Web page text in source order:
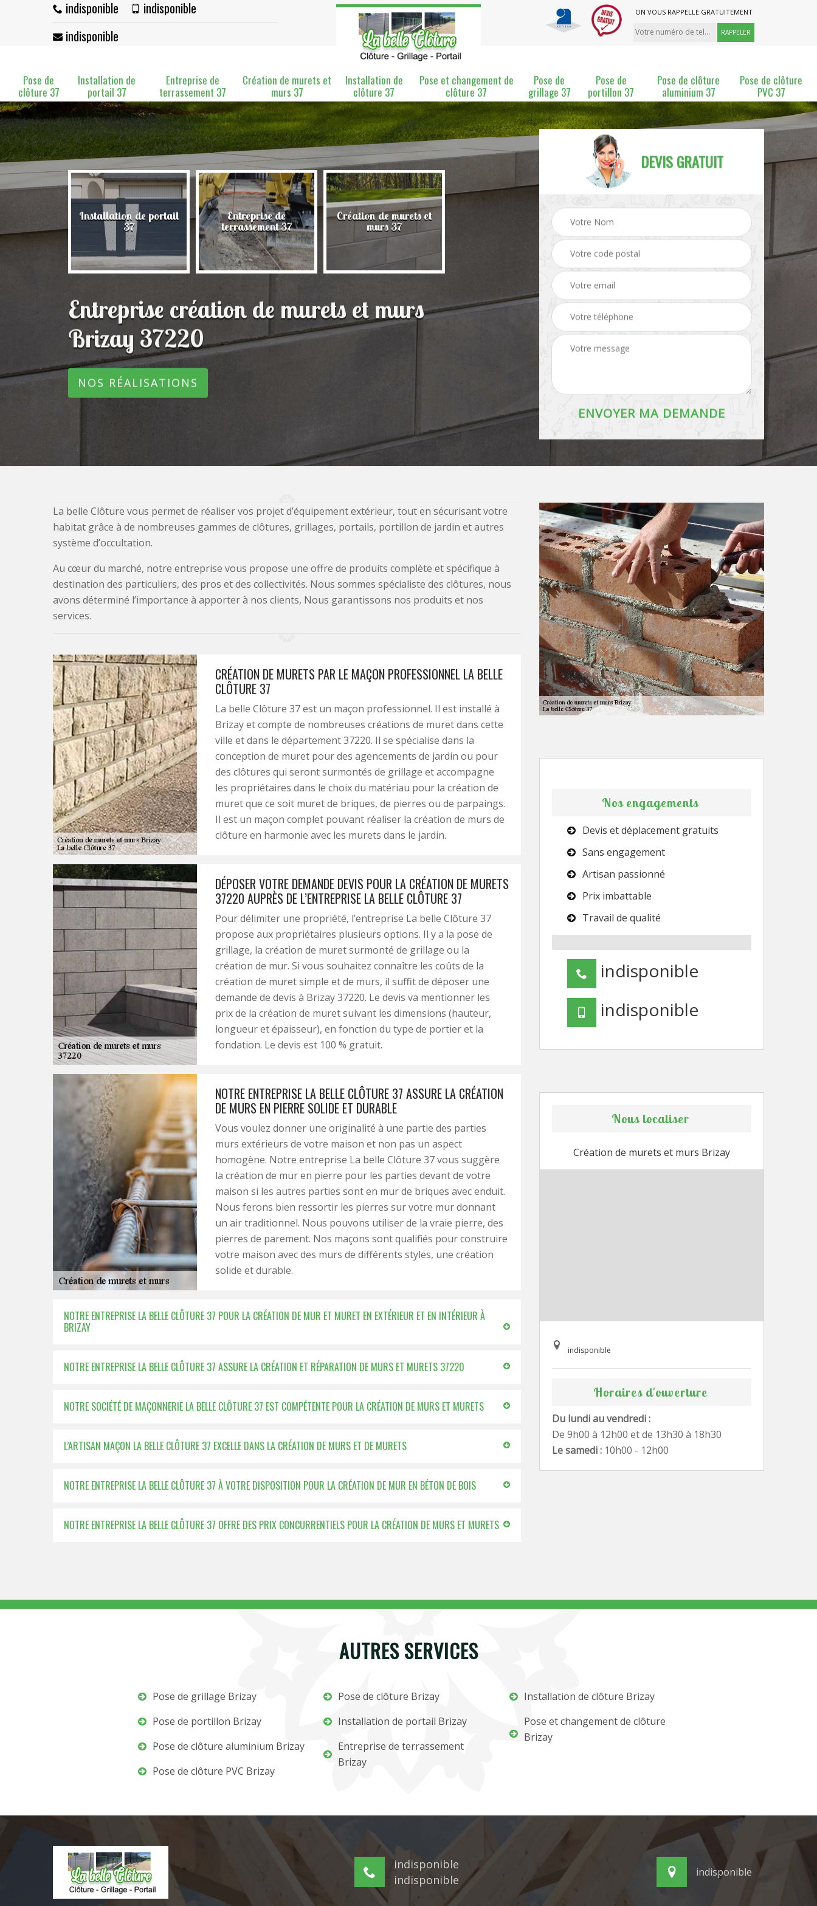
indisponible
indisponible
indisponible
ON VOUS RAPPELLE GRATUITEMENT
Pose de
clôture 37
Installation de
portail 37
Entreprise de
terrassement 37
Création de murets et
murs 37
Installation de
clôture 37
Pose et changement de
clôture 37
Pose de
grillage 37
Pose de
portillon 37
Pose de clôture
aluminium 37
Pose de clôture
PVC 37
Installation de portail
37
Entreprise de
terrassement 37
Création de murets et
murs 37
Installation de clôture Pose et changement de Pose de grillage 37
Entreprise création de murets et murs
Brizay 37220
NOS RÉALISATIONS
DEVIS GRATUIT
La belle Clôture vous permet de réaliser vos projet d’équipement extérieur, tout en sécurisant votre
habitat grâce à de nombreuses gammes de clôtures, grillages, portails, portillon de jardin et autres
système d’occultation.
Au cœur du marché, notre entreprise vous propose une offre de produits complète et spécifique à
destination des particuliers, des pros et des collectivités. Nous sommes spécialiste des clôtures, nous
avons déterminé l’importance à apporter à nos clients, Nous garantissons nos produits et nos
services.
CRÉATION DE MURETS PAR LE MAÇON PROFESSIONNEL LA BELLE
CLÔTURE 37
La belle Clôture 37 est un maçon professionnel. Il est installé à
Brizay et compte de nombreuses créations de muret dans cette
ville et dans le département 37220. Il se spécialise dans la
conception de muret pour des agencements de jardin ou pour
des clôtures qui seront surmontés de grillage et accompagne
les propriétaires dans le choix du matériau pour la création de
muret que ce soit muret de briques, de pierres ou de parpaings.
Il est un maçon complet pouvant réaliser la création de murs de
clôture en harmonie avec les murets dans le jardin.
DÉPOSER VOTRE DEMANDE DEVIS POUR LA CRÉATION DE MURETS
37220 AUPRÈS DE L’ENTREPRISE LA BELLE CLÔTURE 37
Pour délimiter une propriété, l’entreprise La belle Clôture 37
propose aux propriétaires plusieurs options. Il y a la pose de
grillage, la création de muret surmonté de grillage ou la
création de mur. Si vous souhaitez connaître les coûts de la
création de muret simple et de murs, il suffit de déposer une
demande de devis à Brizay 37220. Le devis va mentionner les
prix de la création de muret suivant les dimensions (hauteur,
longueur et épaisseur), en fonction du type de portier et la
fondation. Le devis est 100 % gratuit.
NOTRE ENTREPRISE LA BELLE CLÔTURE 37 ASSURE LA CRÉATION
DE MURS EN PIERRE SOLIDE ET DURABLE
Vous voulez donner une originalité à une partie des parties
murs extérieurs de votre maison et non pas un aspect
homogène. Notre entreprise La belle Clôture 37 vous suggère
la création de mur en pierre pour les parties devant de votre
maison si les autres parties sont en mur de briques avec enduit.
Nous ferons bien ressortir les pierres sur votre mur donnant
un air traditionnel. Nous pouvons utiliser de la vraie pierre, des
pierres de parement. Nos maçons sont qualifiés pour construire
votre maison avec des murs de différents styles, une création
solide et durable.
NOTRE ENTREPRISE LA BELLE CLÔTURE 37 POUR LA CRÉATION DE MUR ET MURET EN EXTÉRIEUR ET EN INTÉRIEUR À
BRIZAY
NOTRE ENTREPRISE LA BELLE CLÔTURE 37 ASSURE LA CRÉATION ET RÉPARATION DE MURS ET MURETS 37220
NOTRE SOCIÉTÉ DE MAÇONNERIE LA BELLE CLÔTURE 37 EST COMPÉTENTE POUR LA CRÉATION DE MURS ET MURETS
L’ARTISAN MAÇON LA BELLE CLÔTURE 37 EXCELLE DANS LA CRÉATION DE MURS ET DE MURETS
NOTRE ENTREPRISE LA BELLE CLÔTURE 37 À VOTRE DISPOSITION POUR LA CRÉATION DE MUR EN BÉTON DE BOIS
NOTRE ENTREPRISE LA BELLE CLÔTURE 37 OFFRE DES PRIX CONCURRENTIELS POUR LA CRÉATION DE MURS ET MURETS
Nos engagements
Devis et déplacement gratuits
Sans engagement
Artisan passionné
Prix imbattable
Travail de qualité
indisponible
indisponible
Nous localiser
Création de murets et murs Brizay
indisponible
Horaires d'ouverture
Du lundi au vendredi :
De 9h00 à 12h00 et de 13h30 à 18h30
Le samedi : 10h00 - 12h00
AUTRES SERVICES
Pose de grillage Brizay
Pose de portillon Brizay
Pose de clôture aluminium Brizay
Pose de clôture PVC Brizay
Pose de clôture Brizay
Installation de portail Brizay
Entreprise de terrassement
Brizay
Installation de clôture Brizay
Pose et changement de clôture
Brizay
indisponible
indisponible
indisponible